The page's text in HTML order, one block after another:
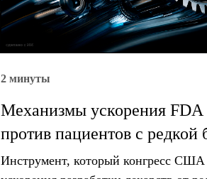
2 минуты
Механизмы ускорения FDA
против пациентов с редкой
Инструмент, который конгресс США